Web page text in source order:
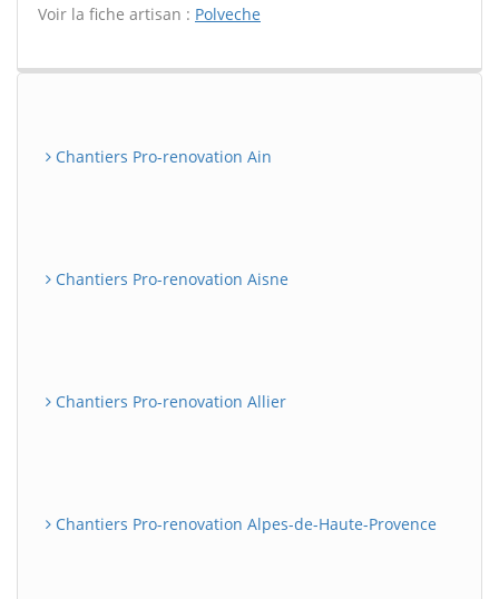
Voir la fiche artisan : Polveche
Chantiers Pro-renovation Ain
Chantiers Pro-renovation Aisne
Chantiers Pro-renovation Allier
Chantiers Pro-renovation Alpes-de-Haute-Provence